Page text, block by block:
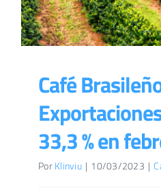
Café
33,3 % en
PorKlinviu | 10/03/2023 |